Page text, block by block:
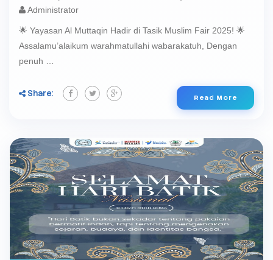
Administrator
🌟 Yayasan Al Muttaqin Hadir di Tasik Muslim Fair 2025! 🌟
Assalamu’alaikum warahmatullahi wabarakatuh, Dengan
penuh …
Share: Read More